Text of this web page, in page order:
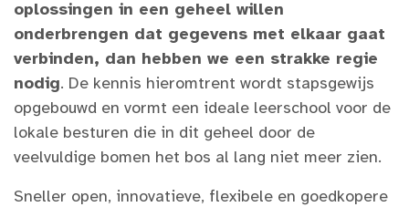
oplossingen in een geheel willen
onderbrengen dat gegevens met elkaar gaat
verbinden, dan hebben we een strakke regie
nodig. De kennis hieromtrent wordt stapsgewijs
opgebouwd en vormt een ideale leerschool voor de
lokale besturen die in dit geheel door de
veelvuldige bomen het bos al lang niet meer zien.
Sneller open, innovatieve, flexibele en goedkopere